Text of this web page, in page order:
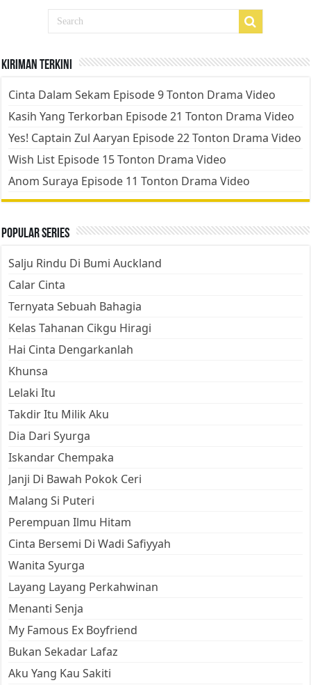
Kiriman Terkini
Cinta Dalam Sekam Episode 9 Tonton Drama Video
Kasih Yang Terkorban Episode 21 Tonton Drama Video
Yes! Captain Zul Aaryan Episode 22 Tonton Drama Video
Wish List Episode 15 Tonton Drama Video
Anom Suraya Episode 11 Tonton Drama Video
Popular Series
Salju Rindu Di Bumi Auckland
Calar Cinta
Ternyata Sebuah Bahagia
Kelas Tahanan Cikgu Hiragi
Hai Cinta Dengarkanlah
Khunsa
Lelaki Itu
Takdir Itu Milik Aku
Dia Dari Syurga
Iskandar Chempaka
Janji Di Bawah Pokok Ceri
Malang Si Puteri
Perempuan Ilmu Hitam
Cinta Bersemi Di Wadi Safiyyah
Wanita Syurga
Layang Layang Perkahwinan
Menanti Senja
My Famous Ex Boyfriend
Bukan Sekadar Lafaz
Aku Yang Kau Sakiti